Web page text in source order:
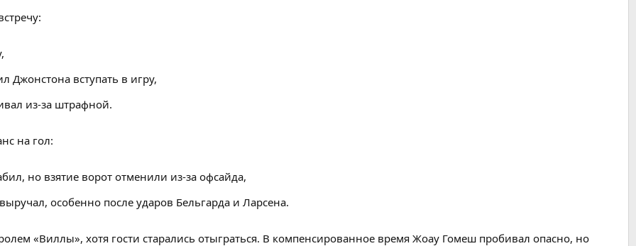
Джонстона вступать в игру,
из-за штрафной.
на гол:
но взятие ворот отменили из-за офсайда,
особенно после ударов Бельгарда и Ларсена.
«Виллы», хотя гости старались отыграться. В компенсированное время Жоау Гомеш пробивал опасно, но